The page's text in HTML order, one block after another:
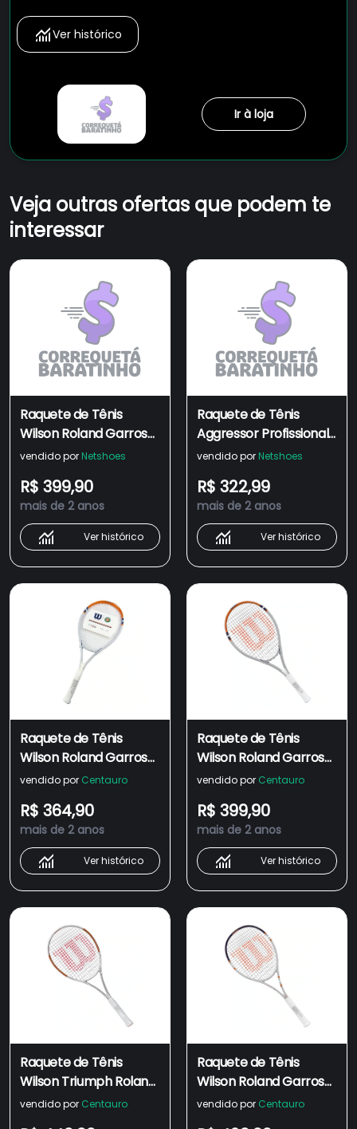
Ver histórico
Ir à loja
Veja outras ofertas que podem te
interessar
Raquete de Tênis
Wilson Roland Garros
Elite 3
vendido por Netshoes
R$ 399,90
mais de 2 anos
Ver histórico
Raquete de Tênis
Aggressor Profissional
Mais 3 Bolas Wilson
vendido por Netshoes
R$ 322,99
mais de 2 anos
Ver histórico
Raquete de Tênis
Wilson Roland Garros
Elite 2023
vendido por Centauro
R$ 364,90
mais de 2 anos
Ver histórico
Raquete de Tênis
Wilson Roland Garros
Elite 3
vendido por Centauro
R$ 399,90
mais de 2 anos
Ver histórico
Raquete de Tênis
Wilson Triumph Roland
Garros
vendido por Centauro
Raquete de Tênis
Wilson Roland Garros
Triumph 3
vendido por Centauro